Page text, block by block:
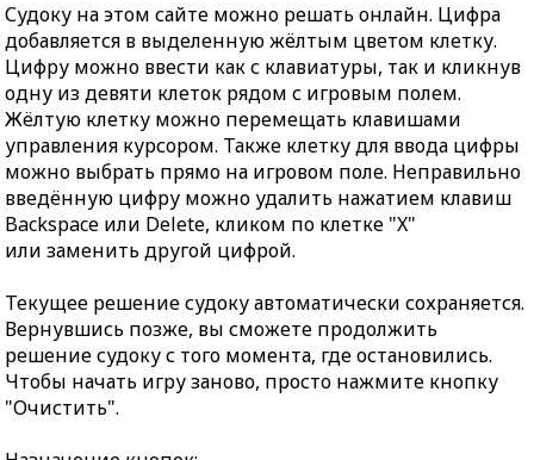
Судоку на этом сайте можно решать онлайн. Цифра
добавляется в выделенную жёлтым цветом клетку.
Цифру можно ввести как с клавиатуры, так и кликнув
одну из девяти клеток рядом с игровым полем.
Жёлтую клетку можно перемещать клавишами
управления курсором. Также клетку для ввода цифры
можно выбрать прямо на игровом поле. Неправильно
введённую цифру можно удалить нажатием клавиш
Backspace или Delete, кликом по клетке "X"
или заменить другой цифрой.
Текущее решение судоку автоматически сохраняется.
Вернувшись позже, вы сможете продолжить
решение судоку с того момента, где остановились.
Чтобы начать игру заново, просто нажмите кнопку
"Очистить".